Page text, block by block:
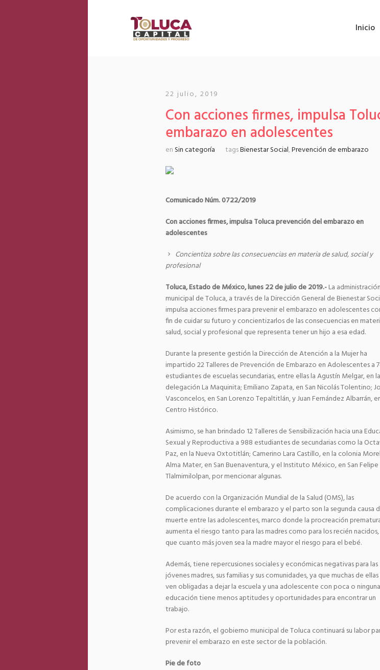
Inicio
22 julio, 2019
Con acciones firmes, impulsa
embarazo en adolescentes
en Sin categoría tagsBienestar Social,Prevención de embarazo
Comunicado Núm. 0722/2019
Con acciones firmes, impulsa Toluca prevención del embarazo en
adolescentes
Concientiza sobre las consecuencias en materia de salud, social y
profesional
Toluca, Estado de México, lunes 22 de julio de 2019.-La administración
municipal de Toluca, a través de la Dirección General de Bienestar
impulsa acciones firmes para prevenir el embarazo en adolescentes
fin de cuidar su futuro y concientizarlos de las consecuencias en
salud, social y profesional que representa tener un hijo a esa edad.
Durante la presente gestión la Dirección de Atención a la Mujer ha
impartido 22 Talleres de Prevención de Embarazo en Adolescentes a
estudiantes de escuelas secundarias, entre ellas la Agustín Melgar, en la
delegación La Maquinita; Emiliano Zapata, en San Nicolás Tolentino;
Vasconcelos, en San Lorenzo Tepaltitlán, y Juan Fernández Albarrán,
Centro Histórico.
Asimismo, se han brindado 12 Talleres de Sensibilización hacia una
Sexual y Reproductiva a 988 estudiantes de secundarias como la
Paz, en la Nueva Oxtotitlán; Camerino Lara Castillo, en la colonia
Alma Mater, en San Buenaventura, y el Instituto México, en San Felipe
Tlalmimilolpan, por mencionar algunas.
De acuerdo con la Organización Mundial de la Salud (OMS), las
complicaciones durante el embarazo y el parto son la segunda causa
muerte entre las adolescentes, marco donde la procreación
aumenta el riesgo tanto para las madres como para los recién
que cuanto más joven sea la madre mayor el riesgo para el bebé.
Además, tiene repercusiones sociales y económicas negativas para las
jóvenes madres, sus familias y sus comunidades, ya que muchas de ellas
ven obligadas a dejar la escuela y una adolescente con poca o ninguna
educación tiene menos aptitudes y oportunidades para encontrar un
trabajo.
Por esta razón, el gobierno municipal de Toluca continuará su labor
prevenir el embarazo en este sector de la población.
Pie de foto